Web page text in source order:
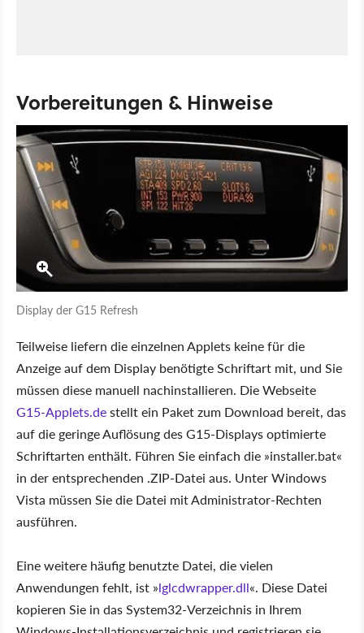
Vorbereitungen & Hinweise
Display der G15 Refresh
Teilweise liefern die einzelnen Applets keine für die
Anzeige auf dem Display benötigte Schriftart mit, und Sie
müssen diese manuell nachinstallieren. Die Webseite
G15-Applets.destellt ein Paket zum Download bereit, das
auf die geringe Auflösung des G15-Displays optimierte
Schriftarten enthält. Führen Sie einfach die »installer.bat«
in der entsprechenden .ZIP-Datei aus. Unter Windows
Vista müssen Sie die Datei mit Administrator-Rechten
ausführen.
Eine weitere häufig benutzte Datei, die vielen
Anwendungen fehlt, ist »lglcdwrapper.dll«. Diese Datei
kopieren Sie in das System32-Verzeichnis in Ihrem